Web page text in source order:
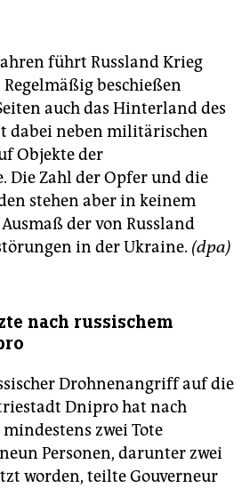
führt Russland Krieg
beschießen
auch das Hinterland des
dabei neben militärischen
Objekte der
Die Zahl der Opfer und die
stehen aber in keinem
der von Russland
in der Ukraine. (dpa)
nach russischem
Drohnenangriff auf die
Dnipro hat nach
zwei Tote
Personen, darunter zwei
worden, teilte Gouverneur